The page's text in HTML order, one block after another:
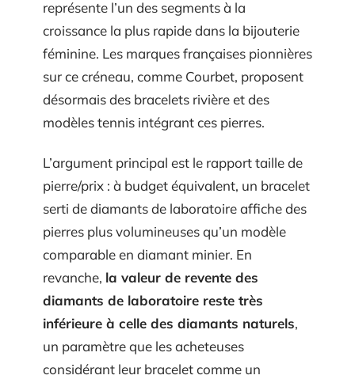
représente l’un des segments à la
croissance la plus rapide dans la bijouterie
féminine. Les marques françaises pionnières
sur ce créneau, comme Courbet, proposent
désormais des bracelets rivière et des
modèles tennis intégrant ces pierres.
L’argument principal est le rapport taille de
pierre/prix : à budget équivalent, un bracelet
serti de diamants de laboratoire affiche des
pierres plus volumineuses qu’un modèle
comparable en diamant minier. En
revanche, la valeur de revente des
diamants de laboratoire reste très
inférieure à celle des diamants naturels,
un paramètre que les acheteuses
considérant leur bracelet comme un